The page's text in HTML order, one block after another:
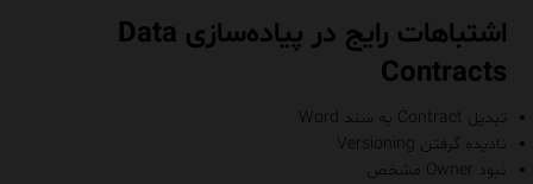
اشتباهات رایج در پیاده‌سازی Data
Contracts
تبدیل Contract به سند Word
نادیده گرفتن Versioning
نبود Owner مشخص